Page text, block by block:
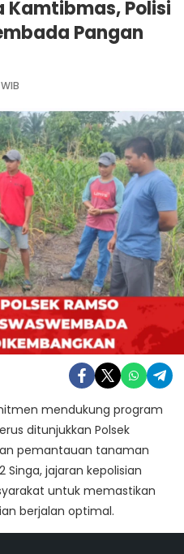
Kamtibmas, Polisi
Pangan
mendukung program
ditunjukkan Polsek
pemantauan tanaman
Singa, jajaran kepolisian
untuk memastikan
berjalan optimal.